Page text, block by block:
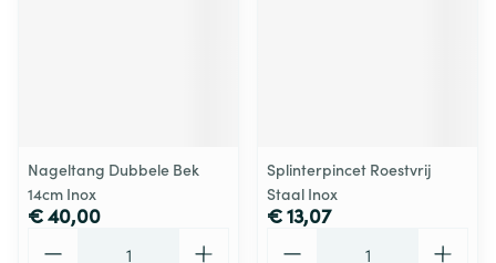
Nageltang Dubbele Bek
14cm Inox
€ 40,00
Splinterpincet Roestvrij
Staal Inox
€ 13,07